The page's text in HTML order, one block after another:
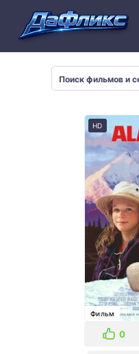
HD
Фильм
0